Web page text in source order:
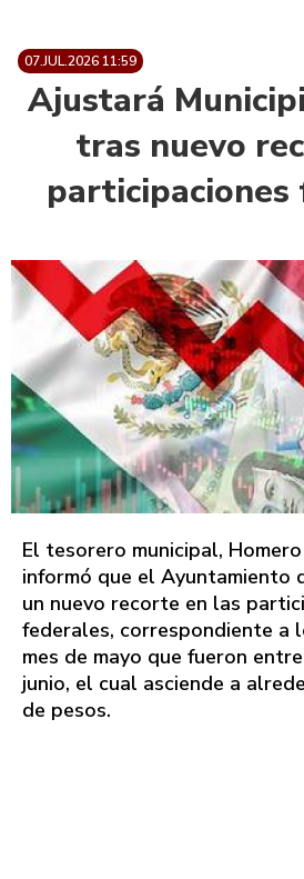
07.JUL.2026 11:59
Ajustará
tras nuevo
participaciones
El tesorero municipal,
informó que el Ayuntamiento
un nuevo recorte en las
federales, correspondiente a
mes de mayo que fueron
junio, el cual asciende a
de pesos.